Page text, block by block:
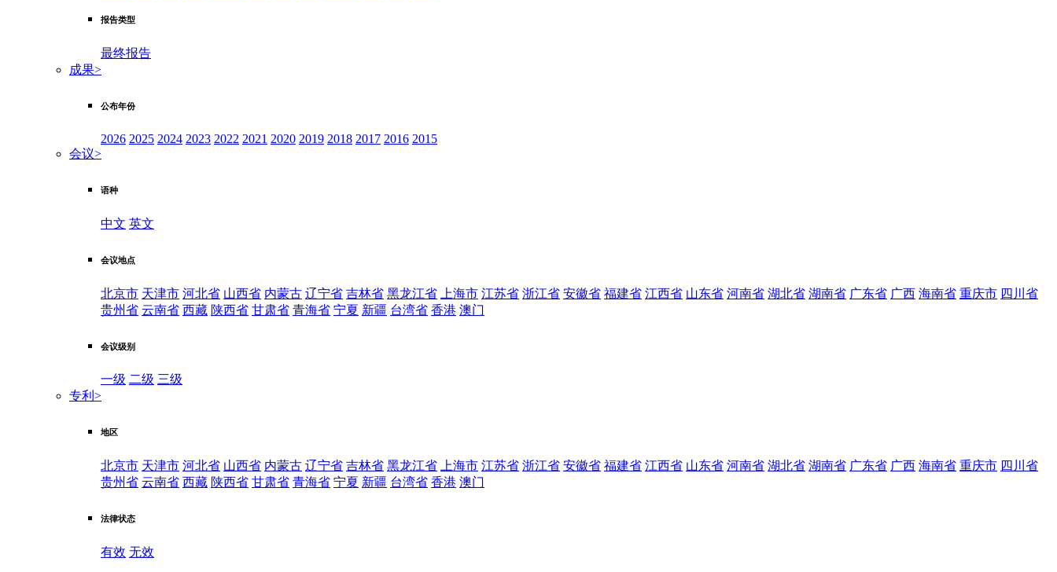
报告类型
最终报告
成果>
公布年份
2026 2025 2024 2023 2022 2021 2020 2019 2018 2017 2016 2015
会议>
语种
中文 英文
会议地点
北京市 天津市 河北省 山西省 内蒙古 辽宁省 吉林省 黑龙江省 上海市 江苏省 浙江省 安徽省 福建省 江西省 山东省 河南省 湖北省 湖南省 广东省 广西 海南省 重庆市 四川省
贵州省 云南省 西藏 陕西省 甘肃省 青海省 宁夏 新疆 台湾省 香港 澳门
会议级别
一级 二级 三级
专利 >
地区
北京市 天津市 河北省 山西省 内蒙古 辽宁省 吉林省 黑龙江省 上海市 江苏省 浙江省 安徽省 福建省 江西省 山东省 河南省 湖北省 湖南省 广东省 广西 海南省 重庆市 四川省
贵州省 云南省 西藏 陕西省 甘肃省 青海省 宁夏 新疆 台湾省 香港 澳门
法律状态
有效 无效